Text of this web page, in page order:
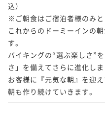
込）
※ご朝食はご宿泊者様のみと
これからのドーミーインの
す。
バイキングの“選ぶ楽しさ”
さ」を備えてさらに進化しま
お客様に『元気な朝』を迎
朝も作り続けていきます。